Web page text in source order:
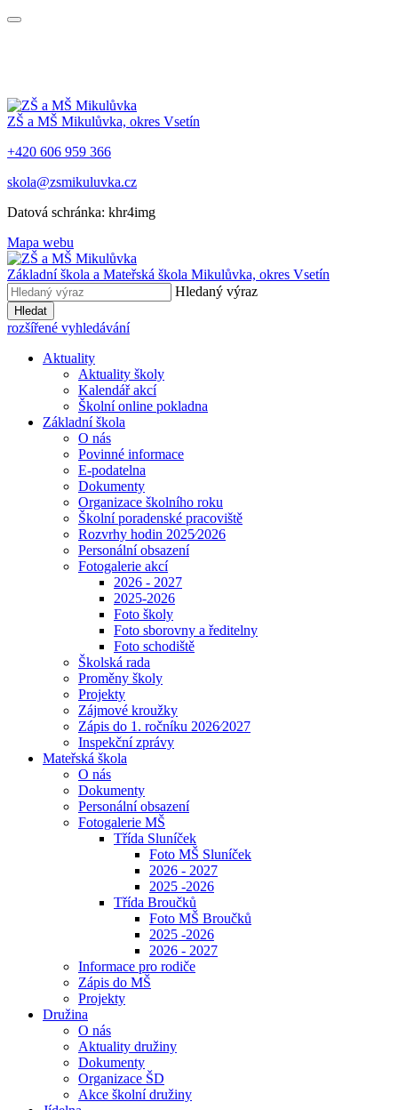
ZŠ a MŠ Mikulůvka, okres Vsetín
+420 606 959 366
skola@zsmikuluvka.cz
Datová schránka: khr4img
Mapa webu
Základní škola a Mateřská škola Mikulůvka, okres Vsetín
Hledaný výraz
Hledat
rozšířené vyhledávání
Aktuality
Aktuality školy
Kalendář akcí
Školní online pokladna
Základní škola
O nás
Povinné informace
E-podatelna
Dokumenty
Organizace školního roku
Školní poradenské pracoviště
Rozvrhy hodin 2025⁄2026
Personální obsazení
Fotogalerie akcí
2026 - 2027
2025-2026
Foto školy
Foto sborovny a ředitelny
Foto schodiště
Školská rada
Proměny školy
Projekty
Zájmové kroužky
Zápis do 1. ročníku 2026⁄2027
Inspekční zprávy
Mateřská škola
O nás
Dokumenty
Personální obsazení
Fotogalerie MŠ
Třída Sluníček
Foto MŠ Sluníček
2026 - 2027
2025 -2026
Třída Broučků
Foto MŠ Broučků
2025 -2026
2026 - 2027
Informace pro rodiče
Zápis do MŠ
Projekty
Družina
O nás
Aktuality družiny
Dokumenty
Organizace ŠD
Akce školní družiny